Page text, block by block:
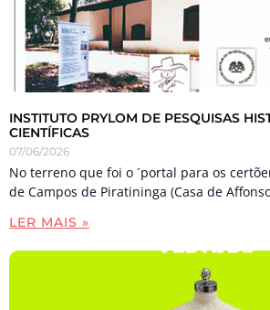
INSTITUTO PRYLOM DE PESQUISAS
CIENTÍFICAS
07/06/2026
No terreno que foi o ´portal para os
de Campos de Piratininga (Casa de
LER MAIS »